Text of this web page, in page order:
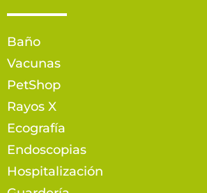
Baño
Vacunas
PetShop
Rayos X
Ecografía
Endoscopias
Hospitalización